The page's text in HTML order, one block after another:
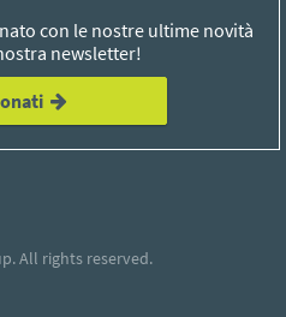
con le nostre ultime novità
newsletter!
. All rights reserved.